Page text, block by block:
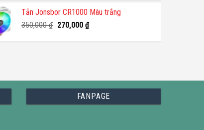
Tản Jonsbor CR1000 Màu trắng
350,000₫ Giá
là:
270,000 ₫Giá
tại
FANPAGE